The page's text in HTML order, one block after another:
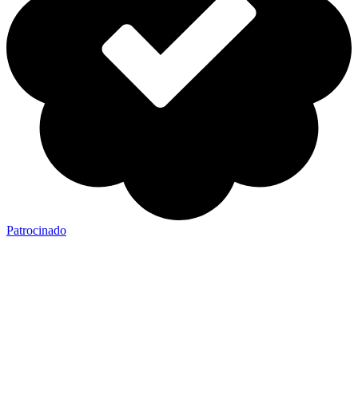
Patrocinado